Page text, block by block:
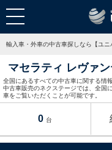
輸入車・外車の中古車探しなら【ユニ
マセラティ レヴァ
全国にあるすべての中古車に関する情
中古車販売のネクステージでは、全国
車をご覧いただくことが可能です。
0 台